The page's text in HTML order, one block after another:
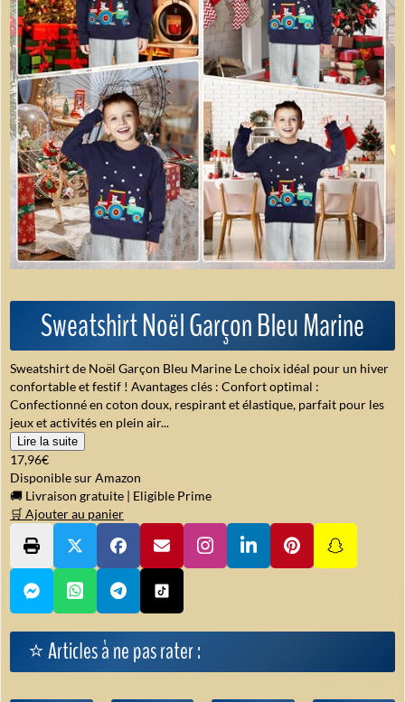
Sweatshirt Noël Garçon Bleu Marine
Sweatshirt de Noël Garçon Bleu Marine Le choix idéal pour un hiver
confortable et festif ! Avantages clés : Confort optimal :
Confectionné en coton doux, respirant et élastique, parfait pour les
jeux et activités en plein air...
Lire la suite
17,96€
Disponible sur Amazon
🚚 Livraison gratuite | Eligible Prime
🛒 Ajouter au panier
⭐ Articles à ne pas rater :